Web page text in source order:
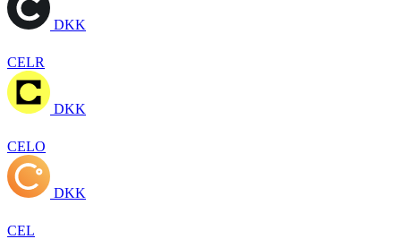
DKK
CELR
DKK
CELO
DKK
CEL